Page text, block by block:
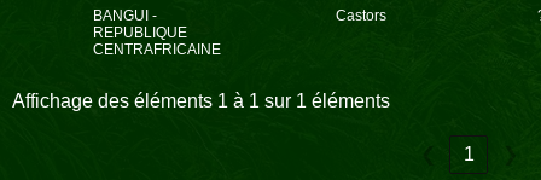
BANGUI -
REPUBLIQUE
CENTRAFRICAINE
Castors
Affichage des éléments 1 à 1 sur 1 éléments
1 ❯